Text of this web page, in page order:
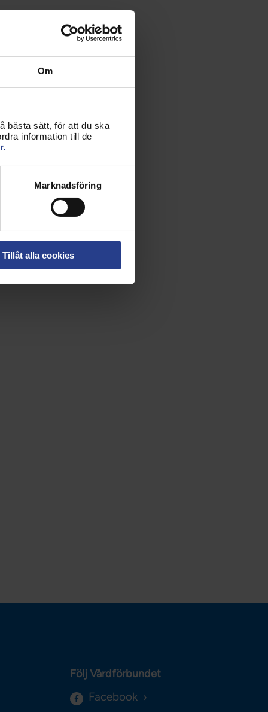
Om
bästa sätt, för att du ska
information till de
Marknadsföring
Tillåt alla cookies
Följ Vårdförbundet
Facebook